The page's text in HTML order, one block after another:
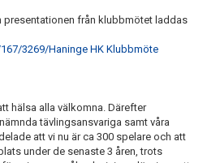
presentationen från klubbmötet laddas
3269/Haninge HK Klubbmöte
hälsa alla välkomna. Därefter
tävlingsansvariga samt våra
att vi nu är ca 300 spelare och att
under de senaste 3 åren, trots